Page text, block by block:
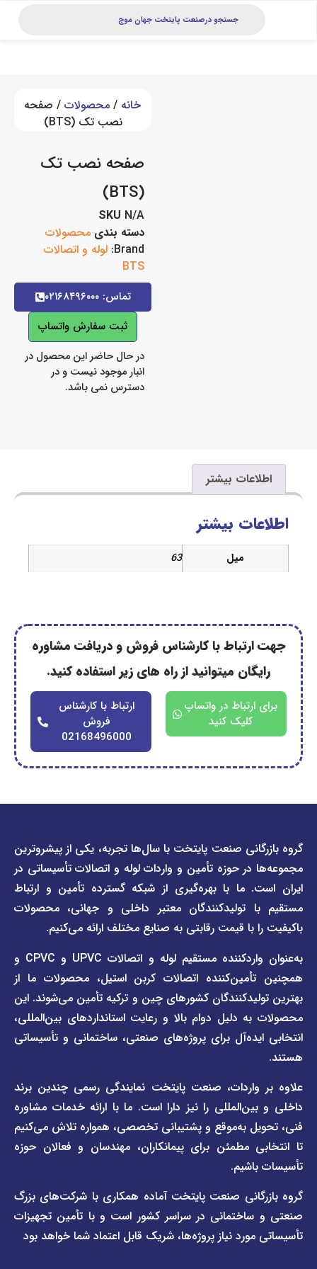
محصولات/ صفحه
صفحه نصب تک
محصولات
لوله و اتصالات
ثبت سفارش واتساپ
در حال حاضر این محصول در
انبار موجود نیست و در
دسترس نمی باشد.
بیشتر
بیشتر
63
با کارشناس فروش و دریافت مشاوره
میتوانید از راه های زیر استفاده کنید.
ارتباط با کارشناس
02168496000
در واتساپ
کلیک کنید
صنعت پایتخت با سال‌ها تجربه، یکی از پیشروترین
حوزه تأمین و واردات لوله و اتصالات تأسیساتی در
ما با بهره‌گیری از شبکه گسترده تأمین و ارتباط
تولیدکنندگان معتبر داخلی و جهانی، محصولات
با قیمت رقابتی به صنایع مختلف ارائه می‌کنیم.
به‌عنوان واردکننده مستقیم لوله و اتصالات UPVC و CPVC و
اتصالات کربن استیل، محصولات ما از
کشورهای چین و ترکیه تأمین می‌شوند. این
دلیل دوام بالا و رعایت استانداردهای بین‌المللی،
برای پروژه‌های صنعتی، ساختمانی و تأسیساتی
صنعت پایتخت نمایندگی رسمی چندین برند
را نیز دارا است. ما با ارائه خدمات مشاوره
به‌موقع و پشتیبانی تخصصی، همواره تلاش می‌کنیم
مطمئن برای پیمانکاران، مهندسان و فعالان حوزه
صنعت پایتخت آماده همکاری با شرکت‌های بزرگ
در سراسر کشور است و با تأمین تجهیزات
نیاز پروژه‌ها، شریک قابل اعتماد شما خواهد بود
دسترسی
سریع
صفحه
لیست
قیمت
صفحه
برند
پیمتاش
صفحه
برند
فاراب
پول
دسترسی
سریع
درباره
ما
قوانین
و
مقررات
وبلاگ
خبری